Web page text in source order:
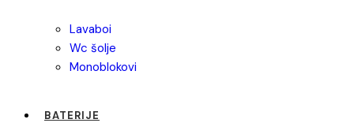
lavaboi
wc šolje
monoblokovi
BATERIJE